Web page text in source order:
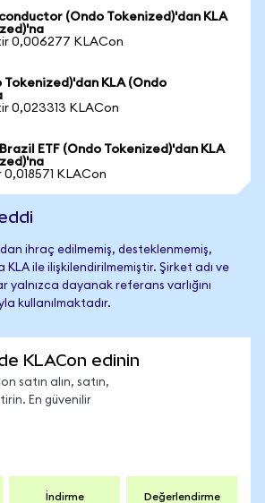
(Ondo Tokenized)'dan KLA
0,006277 KLACon
KLA (Ondo
0,023313 KLACon
ETF (Ondo Tokenized)'dan KLA
0,018571 KLACon
ihraç edilmemiş, desteklenmemiş,
KLA ile ilişkilendirilmemiştir. Şirket adı ve
dayanak referans varlığını
kullanılmaktadır.
KLACon edinin
satın alın, satın,
En güvenilir
İndirme Değerlendirme